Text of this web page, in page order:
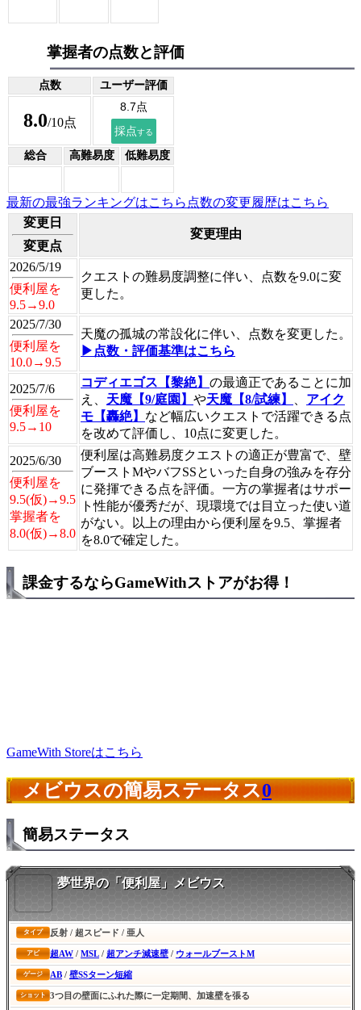
掌握者の点数と評価
点数 ユーザー評価
8.0/10点
総合 高難易度 低難易度
最新の最強ランキングはこちら 点数の変更履歴はこちら
変更日
変更点
変更理由
2026/5/19
便利屋を
9.5→9.0
クエストの難易度調整に伴い、点数を9.0に変
更した。
2025/7/30
便利屋を
10.0→9.5
天魔の孤城の常設化に伴い、点数を変更した。
▶点数・評価基準はこちら
2025/7/6
便利屋を
9.5→10
コディエゴス【黎絶】 の最適正であることに加
え、 天魔【9/庭園】 や天魔【8/試練】
アイク
モ【轟絶】 など幅広いクエストで活躍できる点
を改めて評価し、10点に変更した。
2025/6/30
便利屋を
9.5(仮)→9.5
掌握者を
8.0(仮)→8.0
便利屋は高難易度クエストの適正が豊富で、壁
ブーストMやバフSSといった自身の強みを存分
に発揮できる点を評価。一方の掌握者はサポー
ト性能が優秀だが、現環境では目立った使い道
がない。以上の理由から便利屋を9.5、掌握者
を8.0で確定した。
課金するならGameWithストアがお得！
GameWith Storeはこちら
メビウスの簡易ステータス0
簡易ステータス
夢世界の「便利屋」メビウス
タイプ 反射 / 超スピード / 亜人
アビ 超AW / MSL / 超アンチ減速壁 / ウォールブーストM
ゲージ AB / 壁SSターン短縮
ショット 3つ目の壁面にふれた際に一定期間、加速壁を張る